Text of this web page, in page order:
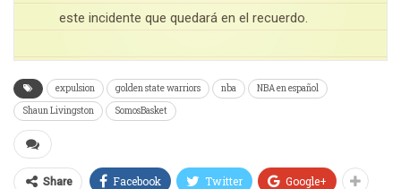
este incidente que quedará en el recuerdo.
expulsion golden state warriors nba
NBA en español
Shaun Livingston
SomosBasket
Share Facebook Twitter Google+